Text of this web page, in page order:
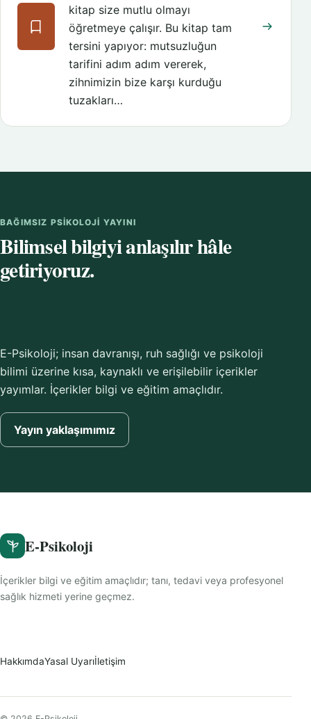
kitap size mutlu olmayı
öğretmeye çalışır. Bu kitap tam
tersini yapıyor: mutsuzluğun
tarifini adım adım vererek,
zihnimizin bize karşı kurduğu
tuzakları…
BAĞIMSIZ PSIKOLOJI YAYINI
Bilimsel bilgiyi anlaşılır hâle
getiriyoruz.
E-Psikoloji; insan davranışı, ruh sağlığı ve psikoloji
bilimi üzerine kısa, kaynaklı ve erişilebilir içerikler
yayımlar. İçerikler bilgi ve eğitim amaçlıdır.
Yayın yaklaşımımız
E-Psikoloji
İçerikler bilgi ve eğitim amaçlıdır; tanı, tedavi veya profesyonel
sağlık hizmeti yerine geçmez.
HakkımdaYasal Uyarıİletişim